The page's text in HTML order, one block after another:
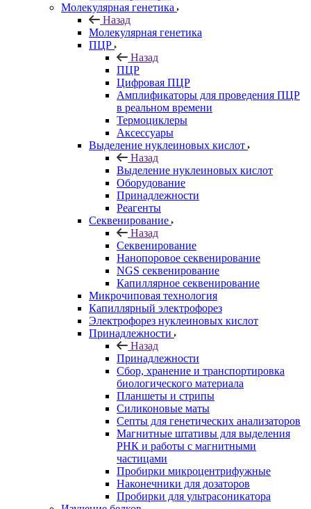
Молекулярная генетика
Назад
Молекулярная генетика
ПЦР
Назад
ПЦР
Цифровая ПЦР
Амплификаторы для проведения ПЦР
в реальном времени
Термоциклеры
Аксессуары
Выделение нуклеиновых кислот
Назад
Выделение нуклеиновых кислот
Оборудование
Принадлежности
Реагенты
Секвенирование
Назад
Секвенирование
Нанопоровое секвенирование
NGS секвенирование
Капиллярное секвенирование
Микрочиповая технология
Капиллярный электрофорез
Электрофорез нуклеиновых кислот
Принадлежности
Назад
Принадлежности
Сбор, хранение и транспортировка
биологического материала
Планшеты и стрипы
Силиконовые маты
Септы для генетических анализаторов
Магнитные штативы для выделения
РНК и работы с магнитными
частицами
Пробирки микроцентрифужные
Наконечники для дозаторов
Пробирки для ультрасоникатора